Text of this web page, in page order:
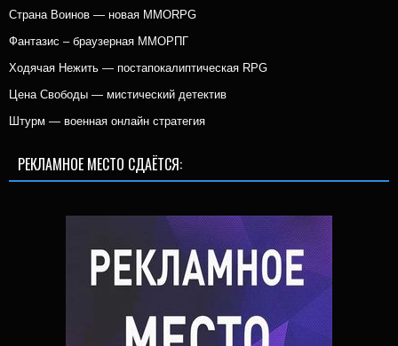
Страна Воинов — новая MMORPG
Фантазис – браузерная ММОРПГ
Ходячая Нежить — постапокалиптическая RPG
Цена Свободы — мистический детектив
Штурм — военная онлайн стратегия
РЕКЛАМНОЕ МЕСТО СДАЁТСЯ: